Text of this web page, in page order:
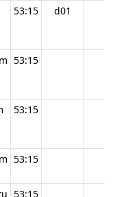
53:15 d01
53:15
53:15
53:15
53:15